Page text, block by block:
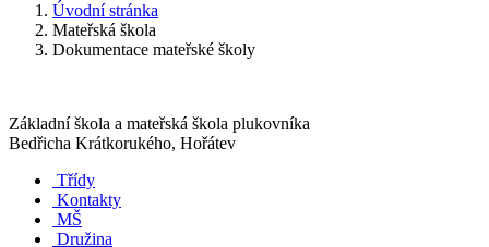
Úvodní stránka
Mateřská škola
Dokumentace mateřské školy
Základní škola a mateřská škola plukovníka
Bedřicha Krátkorukého, Hořátev
Třídy
Kontakty
MŠ
Družina